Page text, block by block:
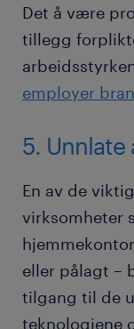
Det å være
tillegg
employer
5.
En av de
virksomheter
eller pålagt –
tilgang til de
teknologiene